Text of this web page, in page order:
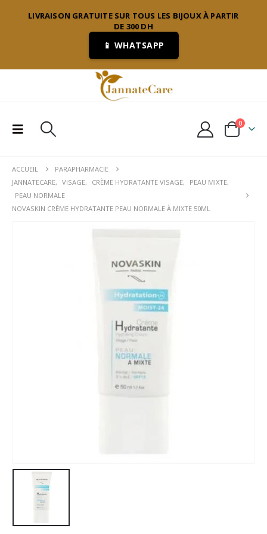
LIVRAISON GRATUITE SUR TOUS LES BIJOUX À PARTIR
DE 300 DH
📱 WHATSAPP
0
ACCUEIL
PARAPHARMACIE
JANNATECARE, VISAGE, CRÈME HYDRATANTE VISAGE, PEAU MIXTE,
PEAU NORMALE
NOVASKIN CRÈME HYDRATANTE PEAU NORMALE À MIXTE 50ML